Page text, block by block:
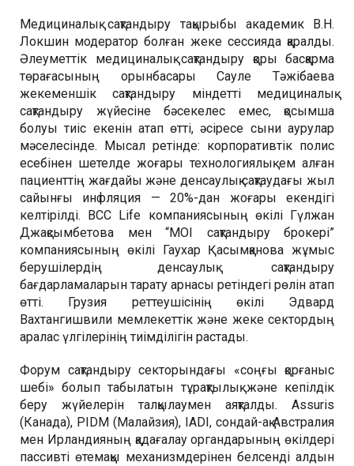
Медициналық сақтандыру тақырыбы академик В.Н.
Локшин модератор болған жеке сессияда қаралды.
Әлеуметтік медициналық сақтандыру қоры басқарма
төрағасының орынбасары Сауле Тәжібаева
жекеменшік сақтандыру міндетті медициналық
сақтандыру жүйесіне бәсекелес емес, қосымша
болуы тиіс екенін атап өтті, әсіресе сыни аурулар
мәселесінде. Мысал ретінде: корпоративтік полис
есебінен шетелде жоғары технологиялық ем алған
пациенттің жағдайы және денсаулық сақтаудағы жыл
сайынғы инфляция — 20%-дан жоғары екендігі
келтірілді. BCC Life компаниясының өкілі Гүлжан
Джақсымбетова мен “MOI сақтандыру брокері”
компаниясының өкілі Гаухар Қасымқанова жұмыс
берушілердің денсаулық сақтандыру
бағдарламаларын тарату арнасы ретіндегі рөлін атап
өтті. Грузия реттеушісінің өкілі Эдвард
Вахтангишвили мемлекеттік және жеке сектордың
аралас үлгілерінің тиімділігін растады.
Форум сақтандыру секторындағы «соңғы қорғаныс
шебі» болып табылатын тұрақтылық және кепілдік
беру жүйелерін талқылаумен аяқталды. Assuris
(Канада), PIDM (Малайзия), IADI, сондай-ақ Австралия
мен Ирландияның қадағалау органдарының өкілдері
пассивті өтемақы механизмдерінен белсенді алдын